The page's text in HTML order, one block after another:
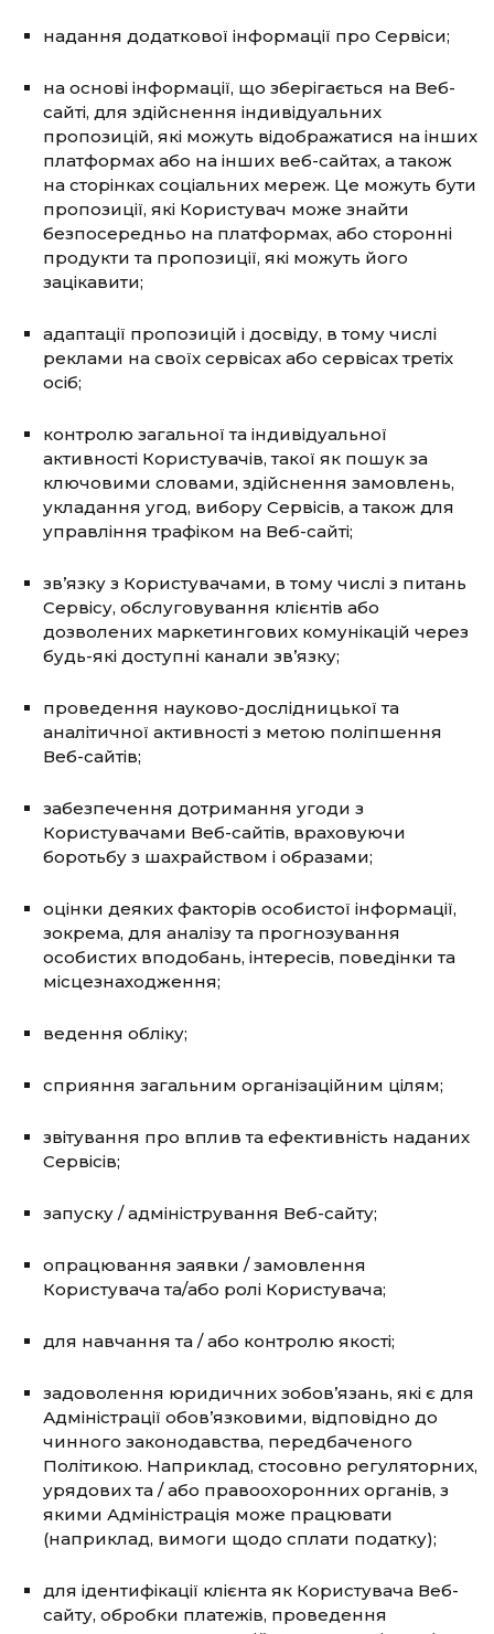
надання додаткової інформації про Сервіси;
на основі інформації, що зберігається на Веб-
сайті, для здійснення індивідуальних
пропозицій, які можуть відображатися на інших
платформах або на інших веб-сайтах, а також
на сторінках соціальних мереж. Це можуть бути
пропозиції, які Користувач може знайти
безпосередньо на платформах, або сторонні
продукти та пропозиції, які можуть його
зацікавити;
адаптації пропозицій і досвіду, в тому числі
реклами на своїх сервісах або сервісах третіх
осіб;
контролю загальної та індивідуальної
активності Користувачів, такої як пошук за
ключовими словами, здійснення замовлень,
укладання угод, вибору Сервісів, а також для
управління трафіком на Веб-сайті;
зв’язку з Користувачами, в тому числі з питань
Сервісу, обслуговування клієнтів або
дозволених маркетингових комунікацій через
будь-які доступні канали зв’язку;
проведення науково-дослідницької та
аналітичної активності з метою поліпшення
Веб-сайтів;
забезпечення дотримання угоди з
Користувачами Веб-сайтів, враховуючи
боротьбу з шахрайством і образами;
оцінки деяких факторів особистої інформації,
зокрема, для аналізу та прогнозування
особистих вподобань, інтересів, поведінки та
місцезнаходження;
ведення обліку;
сприяння загальним організаційним цілям;
звітування про вплив та ефективність наданих
Сервісів;
запуску / адміністрування Веб-сайту;
опрацювання заявки / замовлення
Користувача та/або ролі Користувача;
для навчання та / або контролю якості;
задоволення юридичних зобов’язань, які є для
Адміністрації обов’язковими, відповідно до
чинного законодавства, передбаченого
Політикою. Наприклад, стосовно регуляторних,
урядових та / або правоохоронних органів, з
якими Адміністрація може працювати
(наприклад, вимоги щодо сплати податку);
для ідентифікації клієнта як Користувача Веб-
сайту, обробки платежів, проведення